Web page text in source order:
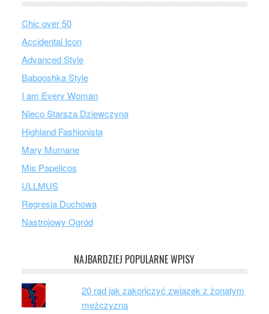
Chic over 50
Accidental Icon
Advanced Style
Babooshka Style
I am Every Woman
Nieco Starsza Dziewczyna
Highland Fashionista
Mary Murnane
Mis Papelicos
ULLMUS
Regresja Duchowa
Nastrojowy Ogród
NAJBARDZIEJ POPULARNE WPISY
20 rad jak zakończyć związek z żonatym
mężczyzną